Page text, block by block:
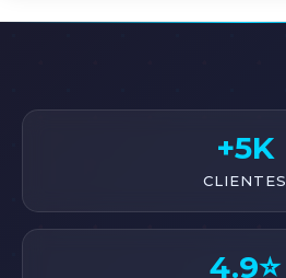
+5K
CLIENTES
4.9⭐